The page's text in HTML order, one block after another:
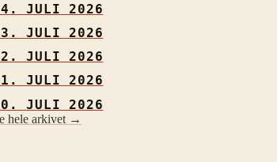
JULI 2026
JULI 2026
JULI 2026
JULI 2026
JULI 2026
hele arkivet →